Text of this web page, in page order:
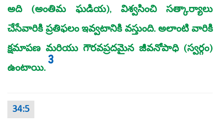
అది (అంతిమ ఘడియ), విశ్వసించి సత్కార్యాలు
చేసేవారికి ప్రతిఫలం ఇవ్వటానికి వస్తుంది. అలాంటి వారికి
క్షమాపణ మరియు గౌరవప్రదమైన జీవనోపాధి (స్వర్గం)
ఉంటాయి.3
34:5